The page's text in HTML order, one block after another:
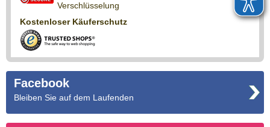
Verschlüsselung
Kostenloser Käuferschutz
Facebook
Bleiben Sie auf dem Laufenden